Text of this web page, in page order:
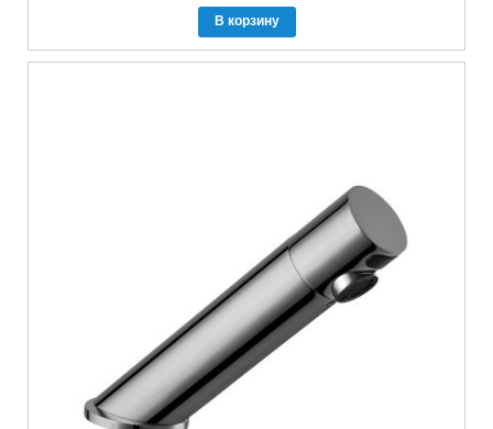
В корзину